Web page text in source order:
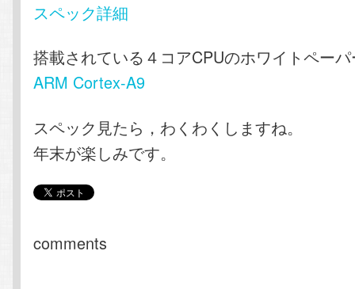
スペック詳細
搭載されている４コアCPUのホワイトペー
ARM Cortex-A9
スペック見たら，わくわくしますね。
年末が楽しみです。
comments